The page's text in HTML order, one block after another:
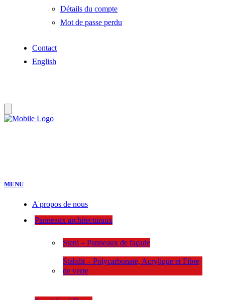
Détails du compte
Mot de passe perdu
Contact
English
MENU
A propos de nous
Panneaux architecturaux
Steni – Panneaux de façade
Stabilit – Polycarbonate, Acrylique et Fibre
de verre